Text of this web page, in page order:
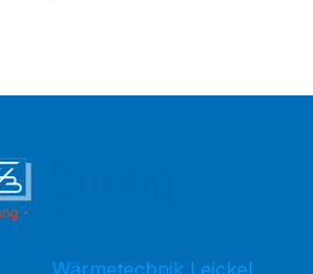
Wärmetechnik Leickel